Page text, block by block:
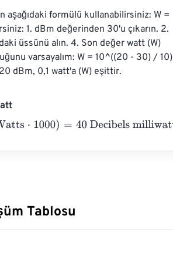
aşağıdaki formülü kullanabilirsiniz: W =
1. dBm değerinden 30'u çıkarın. 2.
üssünü alın. 4. Son değer watt (W)
varsayalım: W = 10^((20 - 30) / 10)
dBm, 0,1 watt'a (W) eşittir.
40 Decibels milliwatt
Tablosu